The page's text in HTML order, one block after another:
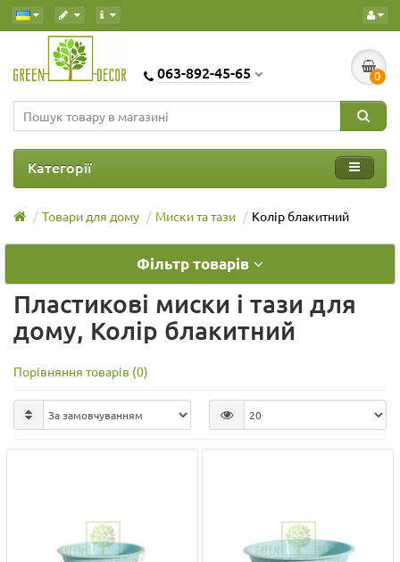
063-892-45-65 0
Категорії
Товари для дому Миски та тази Колір блакитний
Фільтр товарів
Пластикові миски і тази для
дому, Колір блакитний
Порівняння товарів (0)